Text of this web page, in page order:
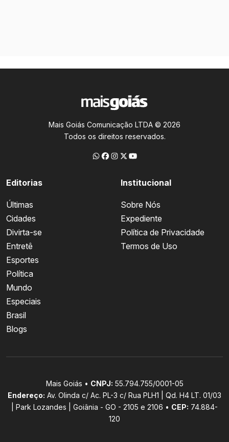
Mais Goiás Comunicação LTDA © 2026
Todos os direitos reservados.
Editorias
Últimas
Cidades
Divirta-se
Entretê
Esportes
Política
Mundo
Especiais
Brasil
Blogs
Institucional
Sobre Nós
Expediente
Política de Privacidade
Termos de Uso
Mais Goiás • CNPJ: 55.794.755/0001-05
Endereço: Av. Olinda c/ Ac. PL-3 c/ Rua PLH1 | Qd. H4 LT. 01/03
| Park Lozandes | Goiânia - GO - 2105 e 2106 • CEP: 74.884-
120